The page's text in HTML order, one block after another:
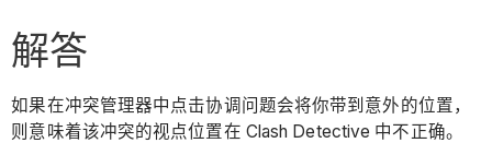
解答
如果在冲突管理器中点击协调问题会将你带到意外的位置，
则意味着该冲突的视点位置在 Clash Detective 中不正确。